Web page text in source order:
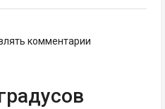
комментарии